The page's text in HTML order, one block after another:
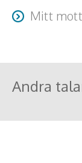
Mitt
Andra